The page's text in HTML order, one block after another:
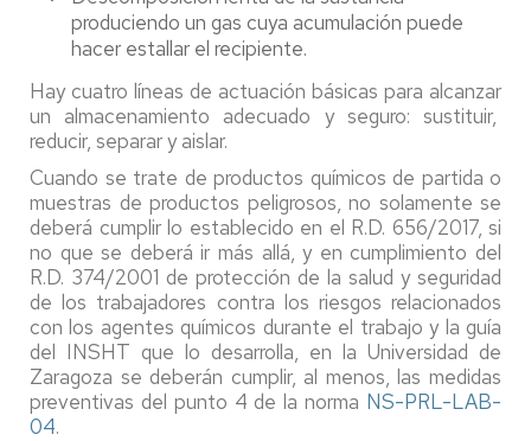
produciendo un gas cuya acumulación puede
hacer estallar el recipiente.
Hay cuatro líneas de actuación básicas para alcanzar
un almacenamiento adecuado y seguro: sustituir,
reducir, separar y aislar.
Cuando se trate de productos químicos de partida o
muestras de productos peligrosos, no solamente se
deberá cumplir lo establecido en el R.D. 656/2017, si
no que se deberá ir más allá, y en cumplimiento del
R.D. 374/2001 de protección de la salud y seguridad
de los trabajadores contra los riesgos relacionados
con los agentes químicos durante el trabajo y la guía
del INSHT que lo desarrolla, en la Universidad de
Zaragoza se deberán cumplir, al menos, las medidas
preventivas del punto 4 de la norma NS-PRL-LAB-
04.